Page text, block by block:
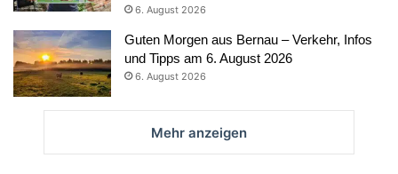
6. August 2026
Guten Morgen aus Bernau – Verkehr, Infos
und Tipps am 6. August 2026
6. August 2026
Mehr anzeigen